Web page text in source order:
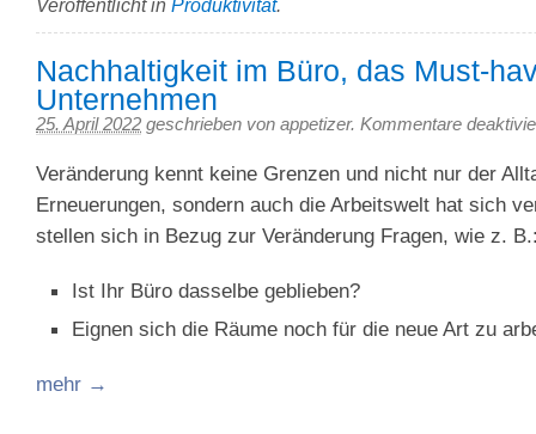
Veröffentlicht in Produktivität.
Nachhaltigkeit im Büro, das Must-
Unternehmen
25. April 2022 geschrieben von appetizer. Kommentare
Veränderung kennt keine Grenzen und nicht nur der
Erneuerungen, sondern auch die Arbeitswelt hat sich
stellen sich in Bezug zur Veränderung Fragen, wie z.
Ist Ihr Büro dasselbe geblieben?
Eignen sich die Räume noch für die neue Art zu
mehr →